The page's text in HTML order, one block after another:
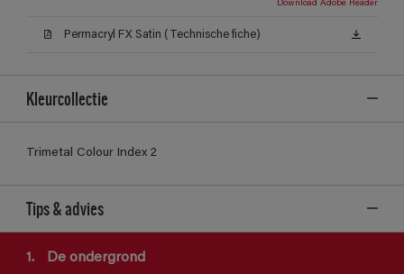
Download Adobe Reader
Permacryl FX Satin (Technische fiche)
Kleurcollectie
Trimetal Colour Index 2
Tips & advies
1. De ondergrond